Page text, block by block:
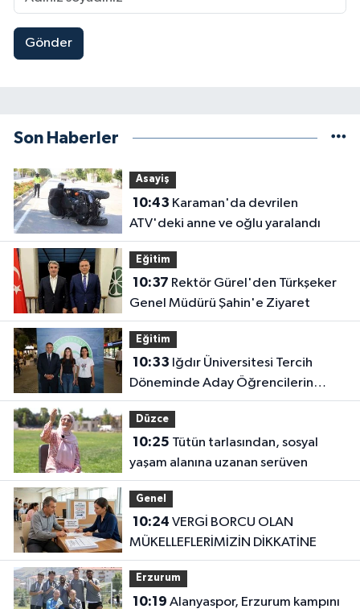
Gönder
Son Haberler
Asayiş
10:43
ATV'deki anne ve oğlu yaralandı
Eğitim
10:37
Genel Müdürü Şahin'e Ziyaret
Eğitim
10:33
Döneminde Aday Öğrencilerin
Yanında
Düzce
10:25
yaşam alanına uzanan serüven
Genel
10:24
MÜKELLEFLERİMİZİN DİKKATİNE
Erzurum
10:19